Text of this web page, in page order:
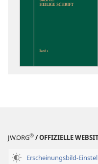
JW.ORG® / OFFIZIELLE
Erscheinungsbild-